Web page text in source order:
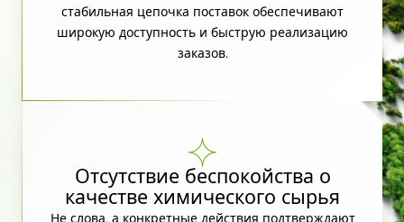
стабильная цепочка поставок обеспечивают
широкую доступность и быструю реализацию
заказов.
Отсутствие беспокойства о
качестве химического сырья
Не слова, а конкретные действия подтверждают